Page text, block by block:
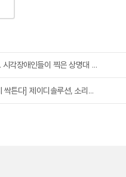
"마음으로 보세요"… 시각장애인들이 찍은 상명대 사진전시회 개막
[스타트업, 창조경제 싹튼다] 제이디솔루션, 소리로 해적을 물리치다